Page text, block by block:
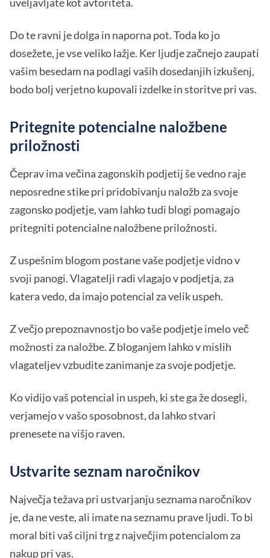
Do te ravni je dolga in naporna pot. Toda ko jo
dosežete, je vse veliko lažje. Ker ljudje začnejo zaupati
vašim besedam na podlagi vaših dosedanjih izkušenj,
bodo bolj verjetno kupovali izdelke in storitve pri vas.
Pritegnite potencialne naložbene
priložnosti
Čeprav ima večina zagonskih podjetij še vedno raje
neposredne stike pri pridobivanju naložb za svoje
zagonsko podjetje, vam lahko tudi blogi pomagajo
pritegniti potencialne naložbene priložnosti.
Z uspešnim blogom postane vaše podjetje vidno v
svoji panogi. Vlagatelji radi vlagajo v podjetja, za
katera vedo, da imajo potencial za velik uspeh.
Z večjo prepoznavnostjo bo vaše podjetje imelo več
možnosti za naložbe. Z bloganjem lahko v mislih
vlagateljev vzbudite zanimanje za svoje podjetje.
Ko vidijo vaš potencial in uspeh, ki ste ga že dosegli,
verjamejo v vašo sposobnost, da lahko stvari
prenesete na višjo raven.
Ustvarite seznam naročnikov
Največja težava pri ustvarjanju seznama naročnikov
je, da ne veste, ali imate na seznamu prave ljudi. To bi
moral biti vaš ciljni trg z največjim potencialom za
nakup pri vas.